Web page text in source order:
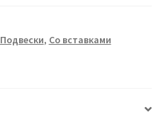
Подвески, Со вставками